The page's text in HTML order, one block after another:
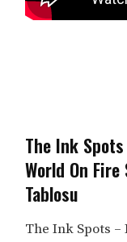
The Ink
World On
Tablosu
The Ink Spots –